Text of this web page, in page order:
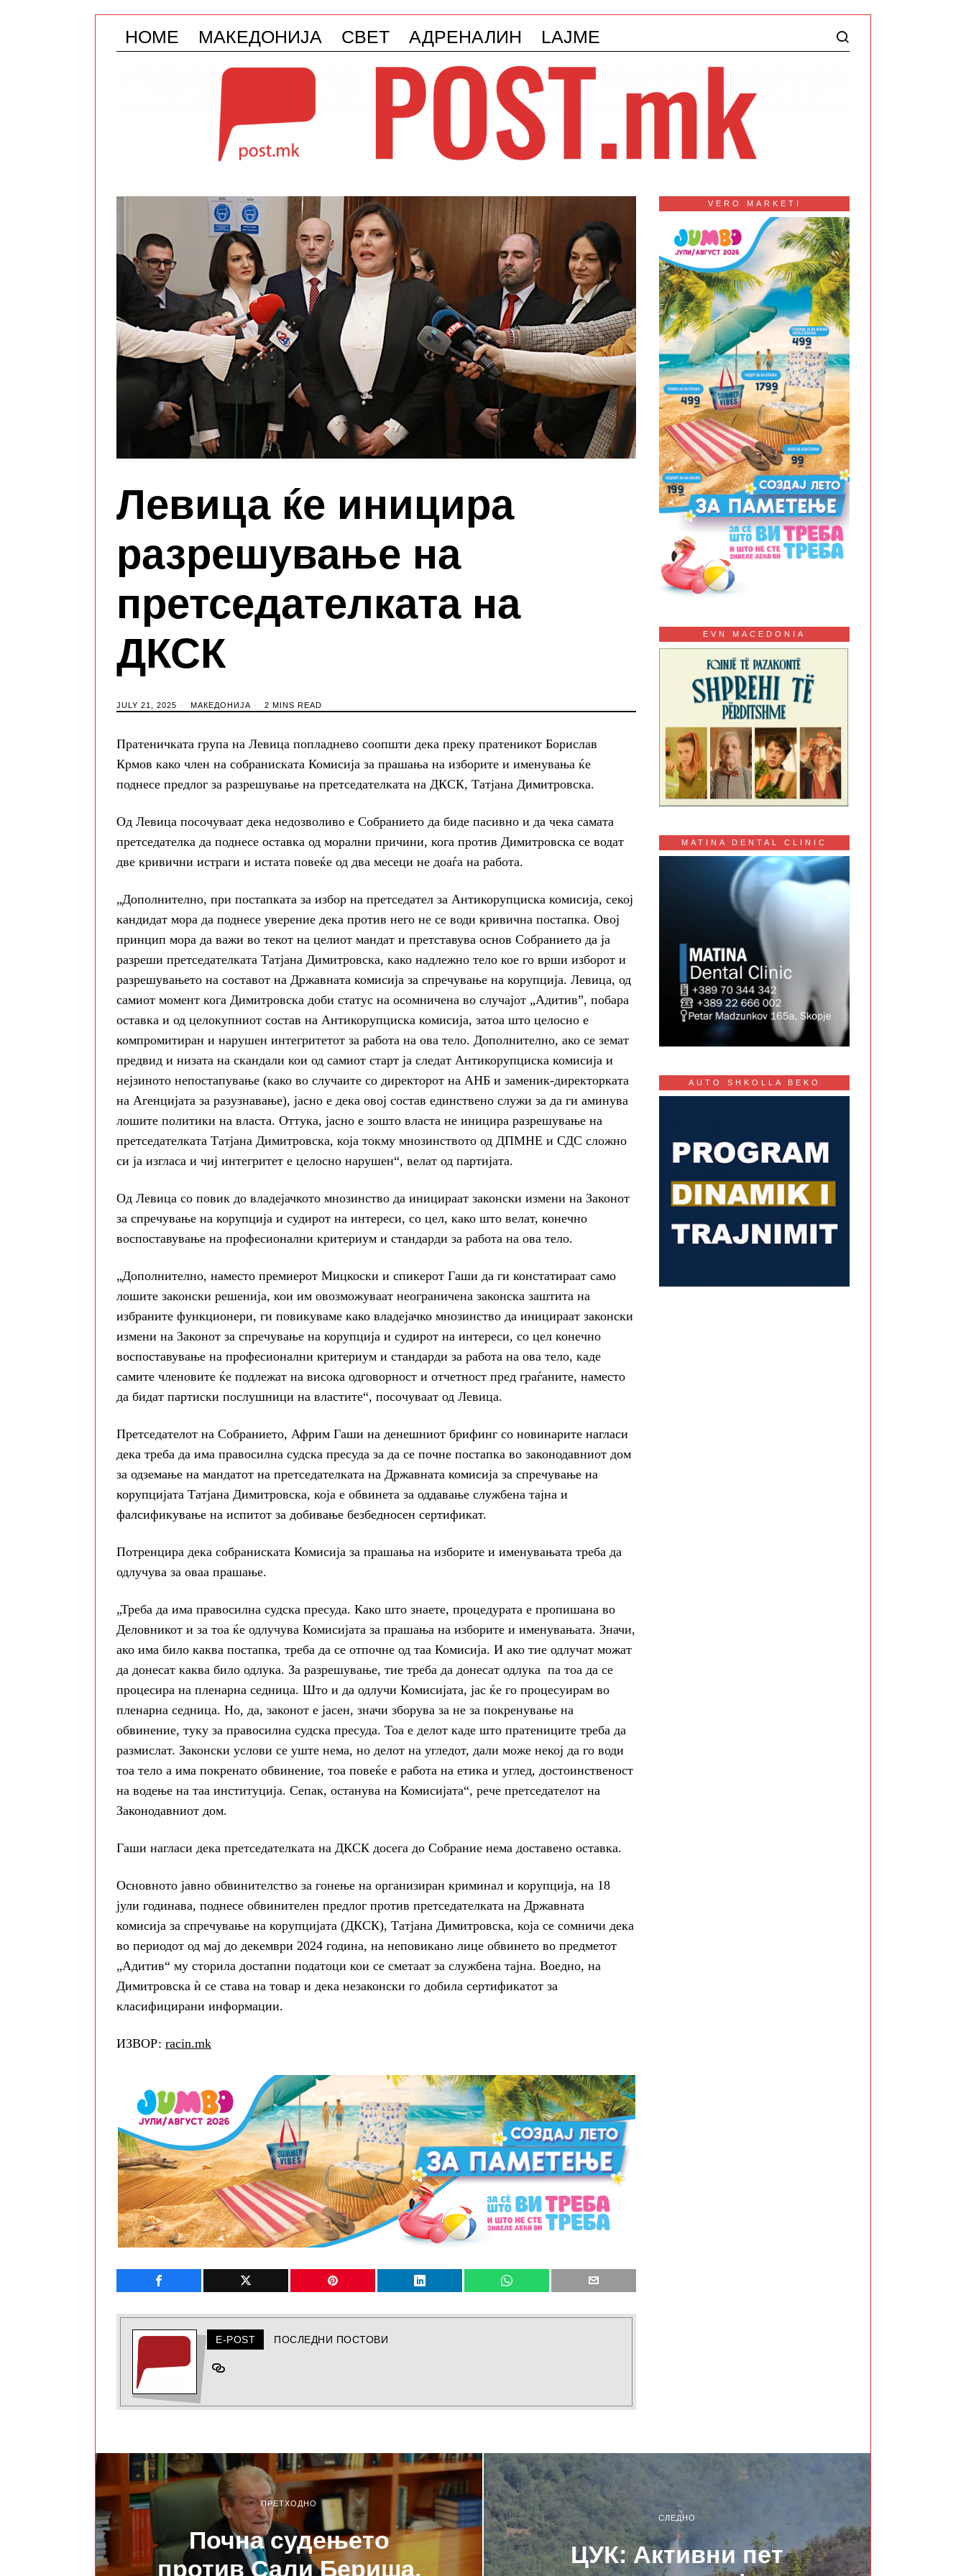
HOME МАКЕДОНИЈА СВЕТ АДРЕНАЛИН LAJME
Левица ќе иницира
разрешување на
претседателката на
ДКСК
JULY 21, 2025 МАКЕДОНИЈА 2 MINS READ
Пратеничката група на Левица попладнево соопшти дека преку пратеникот Борислав
Крмов како член на собраниската Комисија за прашања на изборите и именувања ќе
поднесе предлог за разрешување на претседателката на ДКСК, Татјана Димитровска.
Од Левица посочуваат дека недозволиво е Собранието да биде пасивно и да чека самата
претседателка да поднесе оставка од морални причини, кога против Димитровска се водат
две кривични истраги и истата повеќе од два месеци не доаѓа на работа.
„Дополнително, при постапката за избор на претседател за Антикорупциска комисија, секој
кандидат мора да поднесе уверение дека против него не се води кривична постапка. Овој
принцип мора да важи во текот на целиот мандат и претставува основ Собранието да ја
разреши претседателката Татјана Димитровска, како надлежно тело кое го врши изборот и
разрешувањето на составот на Државната комисија за спречување на корупција. Левица, од
самиот момент кога Димитровска доби статус на осомничена во случајот „Адитив”, побара
оставка и од целокупниот состав на Антикорупциска комисија, затоа што целосно е
компромитиран и нарушен интегритетот за работа на ова тело. Дополнително, ако се земат
предвид и низата на скандали кои од самиот старт ја следат Антикорупциска комисија и
нејзиното непостапување (како во случаите со директорот на АНБ и заменик-директорката
на Агенцијата за разузнавање), јасно е дека овој состав единствено служи за да ги аминува
лошите политики на власта. Оттука, јасно е зошто власта не иницира разрешување на
претседателката Татјана Димитровска, која токму мнозинството од ДПМНЕ и СДС сложно
си ја изгласа и чиј интегритет е целосно нарушен“, велат од партијата.
Од Левица со повик до владејачкото мнозинство да иницираат законски измени на Законот
за спречување на корупција и судирот на интереси, со цел, како што велат, конечно
воспоставување на професионални критериум и стандарди за работа на ова тело.
„Дополнително, наместо премиерот Мицкоски и спикерот Гаши да ги констатираат само
лошите законски решенија, кои им овозможуваат неограничена законска заштита на
избраните функционери, ги повикуваме како владејачко мнозинство да иницираат законски
измени на Законот за спречување на корупција и судирот на интереси, со цел конечно
воспоставување на професионални критериум и стандарди за работа на ова тело, каде
самите членовите ќе подлежат на висока одговорност и отчетност пред граѓаните, наместо
да бидат партиски послушници на властите“, посочуваат од Левица.
Претседателот на Собранието, Африм Гаши на денешниот брифинг со новинарите нагласи
дека треба да има правосилна судска пресуда за да се почне постапка во законодавниот дом
за одземање на мандатот на претседателката на Државната комисија за спречување на
корупцијата Татјана Димитровска, која е обвинета за оддавање службена тајна и
фалсификување на испитот за добивање безбедносен сертификат.
Потренцира дека собраниската Комисија за прашања на изборите и именувањата треба да
одлучува за оваа прашање.
„Треба да има правосилна судска пресуда. Како што знаете, процедурата е пропишана во
Деловникот и за тоа ќе одлучува Комисијата за прашања на изборите и именувањата. Значи,
ако има било каква постапка, треба да се отпочне од таа Комисија. И ако тие одлучат можат
да донесат каква било одлука. За разрешување, тие треба да донесат одлука па тоа да се
процесира на пленарна седница. Што и да одлучи Комисијата, јас ќе го процесуирам во
пленарна седница. Но, да, законот е јасен, значи зборува за не за покренување на
обвинение, туку за правосилна судска пресуда. Тоа е делот каде што пратениците треба да
размислат. Законски услови се уште нема, но делот на угледот, дали може некој да го води
тоа тело а има покренато обвинение, тоа повеќе е работа на етика и углед, достоинственост
на водење на таа институција. Сепак, останува на Комисијата“, рече претседателот на
Законодавниот дом.
Гаши нагласи дека претседателката на ДКСК досега до Собрание нема доставено оставка.
Основното јавно обвинителство за гонење на организиран криминал и корупција, на 18
јули годинава, поднесе обвинителен предлог против претседателката на Државната
комисија за спречување на корупцијата (ДКСК), Татјана Димитровска, која се сомничи дека
во периодот од мај до декември 2024 година, на неповикано лице обвинето во предметот
„Адитив“ му сторила достапни податоци кои се сметаат за службена тајна. Воедно, на
Димитровска ѝ се става на товар и дека незаконски го добила сертификатот за
класифицирани информации.
ИЗВОР: racin.mk
E-POST ПОСЛЕДНИ ПОСТОВИ
VERO MARKETI
EVN MACEDONIA
MATINA DENTAL CLINIC
AUTO SHKOLLA BEKO
ПРЕТХОДНО
Почна судењето
против Сали Бериша,
СЛЕДНО
ЦУК: Активни пет